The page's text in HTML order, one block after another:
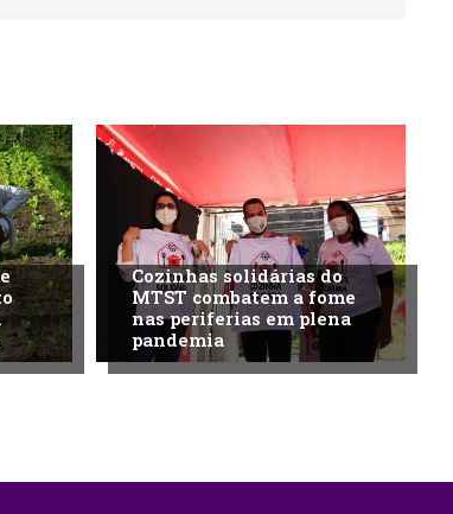
Cozinhas solidárias do
MTST combatem a fome
nas periferias em plena
pandemia